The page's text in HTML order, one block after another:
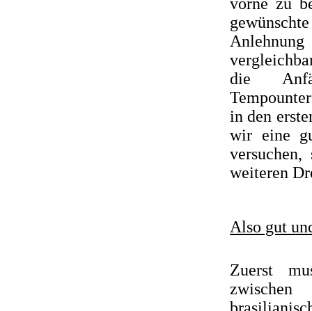
die
in den
wir eine
weiteren
Also gut
Zuerst